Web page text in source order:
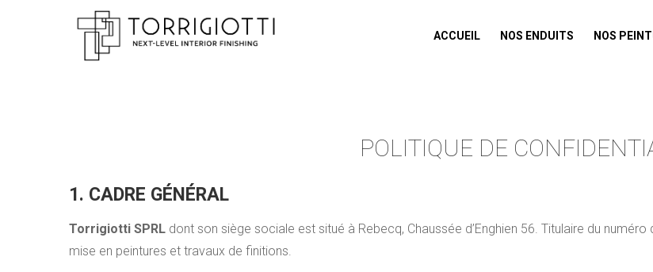
ACCUEIL NOS ENDUITS NOS
POLITIQUE DE
1. CADRE GÉNÉRAL
Torrigiotti SPRL dont son siège sociale est situé à Rebecq, Chaussée d’Enghien 56. Titulaire du
mise en peintures et travaux de finitions.